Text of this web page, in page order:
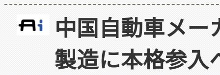
中国自動車メ
製造に本格参入